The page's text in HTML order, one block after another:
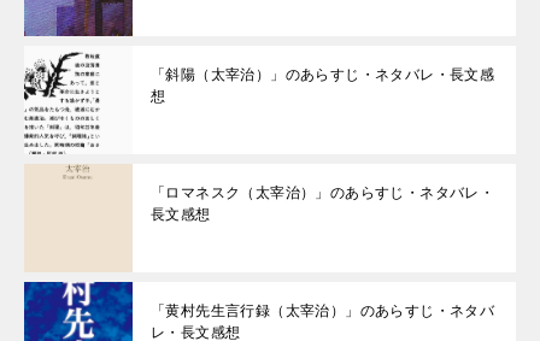
「斜陽（太宰治）」のあらすじ・ネタバレ・長文感
想
「ロマネスク（太宰治）」のあらすじ・ネタバレ・
長文感想
「黄村先生言行録（太宰治）」のあらすじ・ネタバ
レ・長文感想